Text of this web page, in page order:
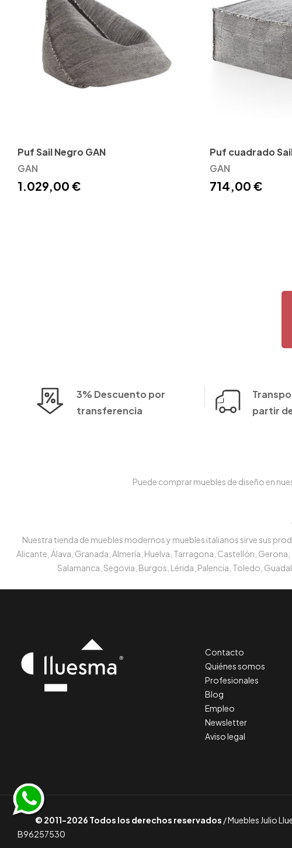
Puf Sail Negro GAN
GAN
1.029,00 €
Puf cuadrado
GAN
714,00 €
3% Descuento por
transferencia
partir
Puede comprar muebles de diseño en
Nuestra tienda de muebles modernos y muebles italianos sirve sus
Alicante, Álava, Granada, Almería, Huelva, Tarragona, Castellón,
Salamanca, Segovia, Burgos, Lérida, Palencia, Toledo,
Contacto
Quiénes somos
Profesionales
Blog
Empleo
Newsletter
Aviso legal
© 2011-2026 Todos los derechos reservados / Muebles Julio
B96257530